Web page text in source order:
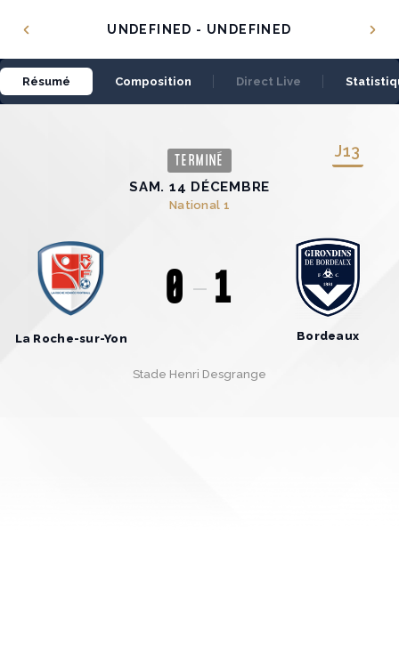
UNDEFINED - UNDEFINED
Résumé Composition Direct Live
TERMINÉ
J13
SAM. 14 DÉCEMBRE
National 1
La Roche-sur-Yon
0 1
Bordeaux
Stade Henri Desgrange